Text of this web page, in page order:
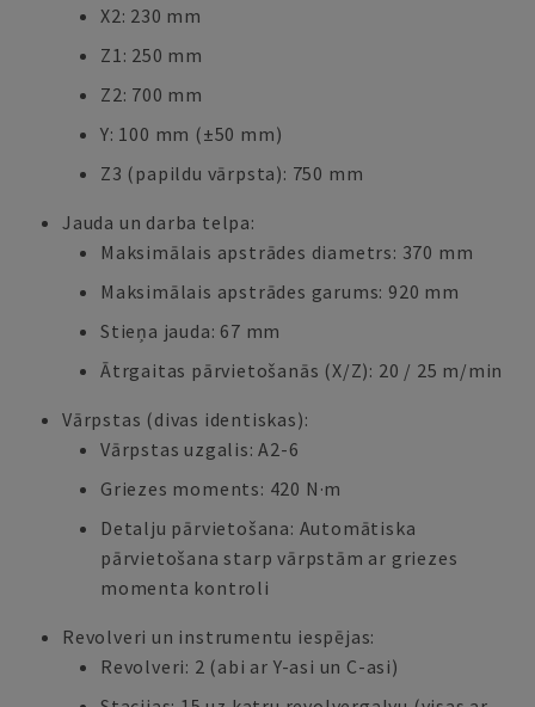
X2: 230 mm
Z1: 250 mm
Z2: 700 mm
Y: 100 mm (±50 mm)
Z3 (papildu vārpsta): 750 mm
Jauda un darba telpa:
Maksimālais apstrādes diametrs: 370 mm
Maksimālais apstrādes garums: 920 mm
Stieņa jauda: 67 mm
Ātrgaitas pārvietošanās (X/Z): 20 / 25 m/min
Vārpstas (divas identiskas):
Vārpstas uzgalis: A2-6
Griezes moments: 420 N·m
Detalju pārvietošana: Automātiska
pārvietošana starp vārpstām ar griezes
momenta kontroli
Revolveri un instrumentu iespējas:
Revolveri: 2 (abi ar Y-asi un C-asi)